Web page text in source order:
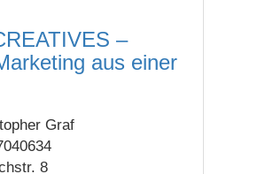
–
aus einer
Graf
8